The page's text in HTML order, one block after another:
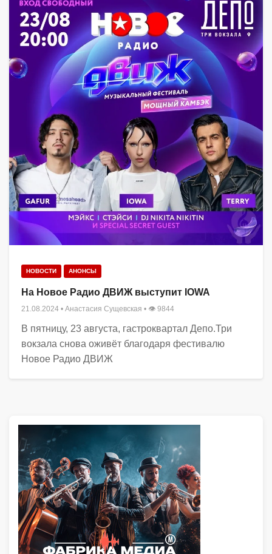
НОВОСТИ АНОНСЫ
На Новое Радио ДВИЖ выступит IOWA
21.08.2024 • Анастасия Сущевская • 👁 9844
В пятницу, 23 августа, гастроквартал Депо.Три
вокзала снова оживёт благодаря фестивалю
Новое Радио ДВИЖ